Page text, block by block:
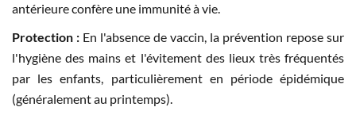
antérieure confère une immunité à vie.
Protection : En l'absence de vaccin, la prévention repose sur
l'hygiène des mains et l'évitement des lieux très fréquentés
par les enfants, particulièrement en période épidémique
(généralement au printemps).